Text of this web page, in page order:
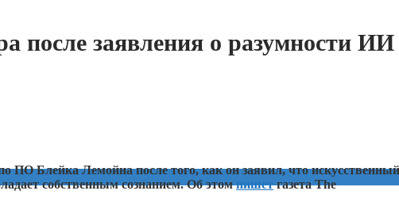
после заявления о разумности ИИ
ПО Блейка Лемойна после того, как он заявил, что искусственный
собственным сознанием. Об этомпишетгазета The